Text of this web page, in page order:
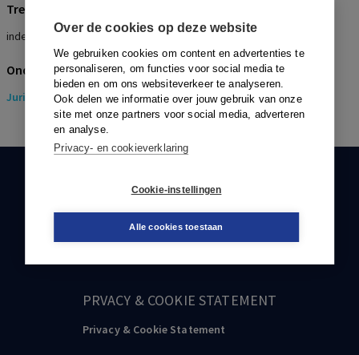
Over de cookies op deze website
We gebruiken cookies om content en advertenties te
personaliseren, om functies voor social media te
bieden en om ons websiteverkeer te analyseren.
Ook delen we informatie over jouw gebruik van onze
site met onze partners voor social media, adverteren
en analyse.
Privacy- en cookieverklaring
Cookie-instellingen
Alle cookies toestaan
Trefwoorden
indexatie, ontvankelijkheid
Onderwerpen
Juridisch> Pensioenrecht
KLANTENSERVICE
088-0301000
klantenservice@boom.nl
PRVACY & COOKIE STATEMENT
Privacy & Cookie Statement